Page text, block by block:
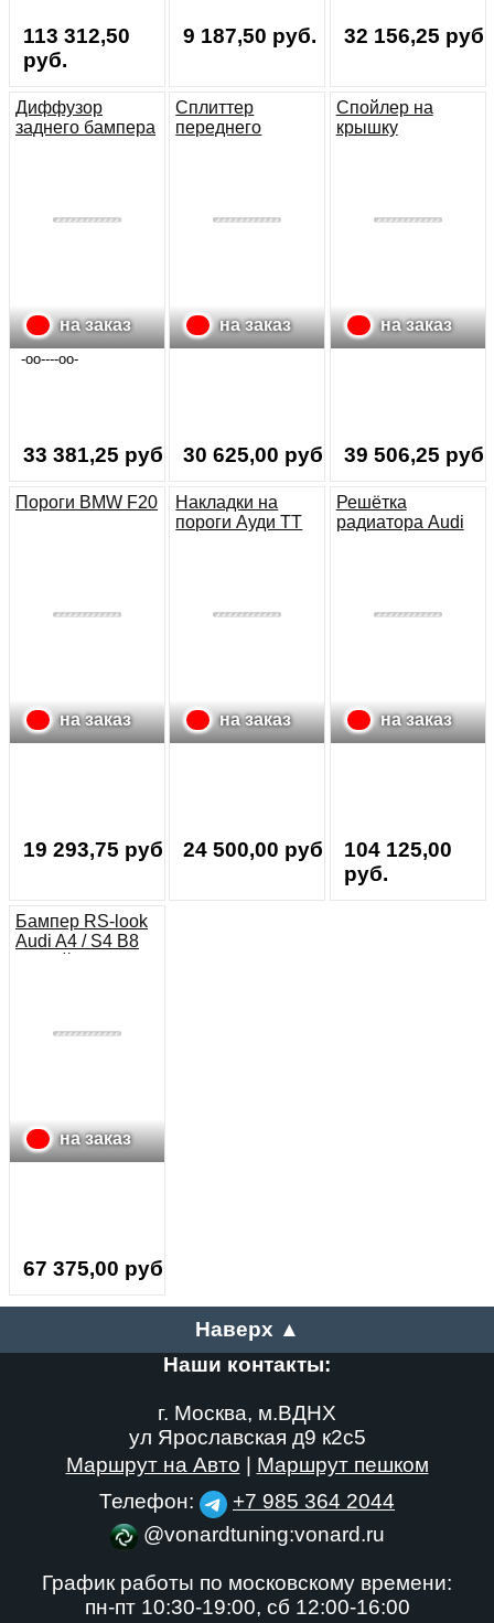
113 312,50
руб.
9 187,50 руб. 32 156,25 руб.
Диффузор
заднего бампера
на заказ
-oo----oo-
33 381,25 руб.
Сплиттер
переднего
на заказ
30 625,00 руб.
Спойлер на
крышку
на заказ
39 506,25 руб.
Пороги BMW F20
на заказ
19 293,75 руб.
Накладки на
пороги Ауди ТТ
на заказ
24 500,00 руб.
Решётка
радиатора Audi
на заказ
104 125,00
руб.
Бампер RS-look
Audi A4 / S4 B8
на заказ
67 375,00 руб.
Наверх ▲
Наши контакты:
г. Москва, м.ВДНХ
ул Ярославская д9 к2с5
Маршрут на Авто
Маршрут пешком
Телефон:
+7 985 364 2044
@vonardtuning:vonard.ru
График работы по московскому времени:
пн-пт 10:30-19:00, сб 12:00-16:00